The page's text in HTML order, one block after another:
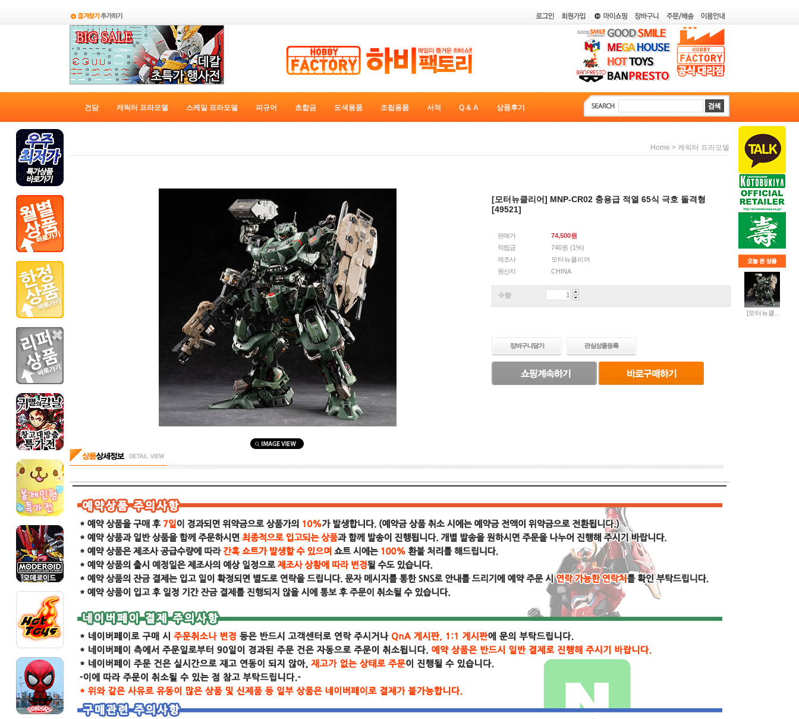
건담 캐릭터 프라모델 스케일 프라모델 피규어 초합금 도색용품 조립용품 서적 Q & A 상품후기
[모터뉴클..
Home > 캐릭터 프라모델
[모터뉴클리어] MNP-CR02 충용급 적열 65식 극호 돌격형
[49521]
판매가 74,500원
적립금
740원 (1%)
제조사
모터뉴클리어
원산지
CHINA
수량